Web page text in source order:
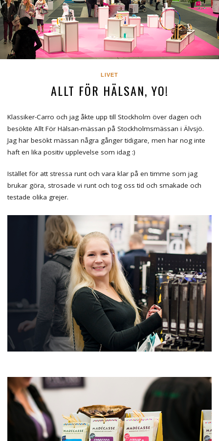
LIVET
ALLT FÖR HÄLSAN, YO!
Klassiker-Carro och jag åkte upp till Stockholm över dagen och
besökte Allt För Hälsan-mässan på Stockholmsmässan i Älvsjö.
Jag har besökt mässan några gånger tidigare, men har nog inte
haft en lika positiv upplevelse som idag :)
Istället för att stressa runt och vara klar på en timme som jag
brukar göra, strosade vi runt och tog oss tid och smakade och
testade olika grejer.